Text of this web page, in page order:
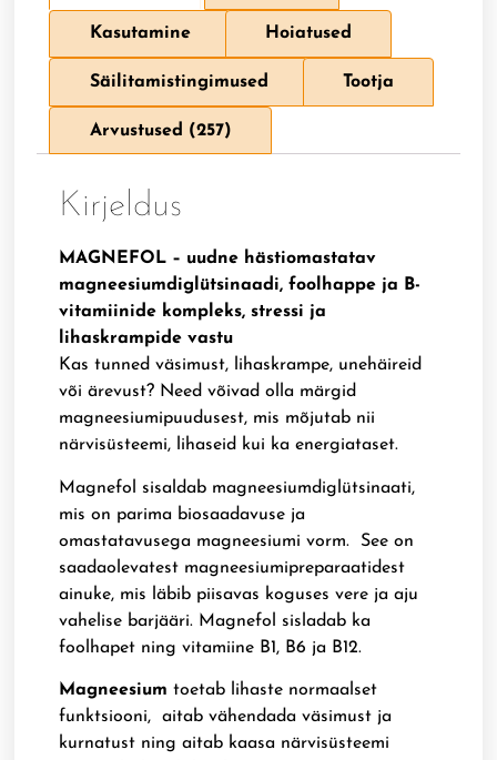
Kasutamine Hoiatused
Säilitamistingimused Tootja
Arvustused (257)
Kirjeldus
MAGNEFOL – uudne hästiomastatav
magneesiumdiglütsinaadi, foolhappe ja B-
vitamiinide kompleks, stressi ja
lihaskrampide vastu
Kas tunned väsimust, lihaskrampe, unehäireid
või ärevust? Need võivad olla märgid
magneesiumipuudusest, mis mõjutab nii
närvisüsteemi, lihaseid kui ka energiataset.
Magnefol sisaldab magneesiumdiglütsinaati,
mis on parima biosaadavuse ja
omastatavusega magneesiumi vorm. See on
saadaolevatest magneesiumipreparaatidest
ainuke, mis läbib piisavas koguses vere ja aju
vahelise barjääri. Magnefol sisladab ka
foolhapet ning vitamiine B1, B6 ja B12.
Magneesium toetab lihaste normaalset
funktsiooni, aitab vähendada väsimust ja
kurnatust ning aitab kaasa närvisüsteemi